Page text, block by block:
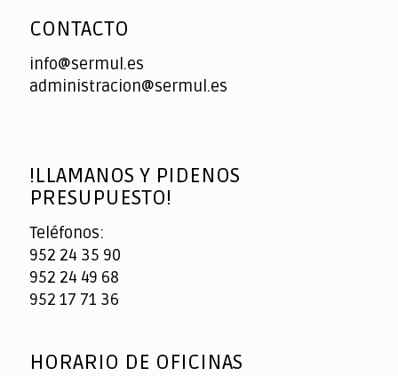
CONTACTO
info@sermul.es
administracion@sermul.es
!LLAMANOS Y PIDENOS
PRESUPUESTO!
Teléfonos:
952 24 35 90
952 24 49 68
952 17 71 36
HORARIO DE OFICINAS